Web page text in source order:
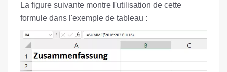
La figure suivante montre l'utilisation de cette
formule dans l'exemple de tableau :